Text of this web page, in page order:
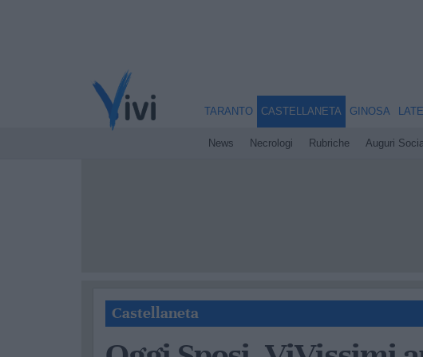
TARANTO CASTELLANETA
News Necrologi Rubriche Auguri
GINOSA
Castellaneta